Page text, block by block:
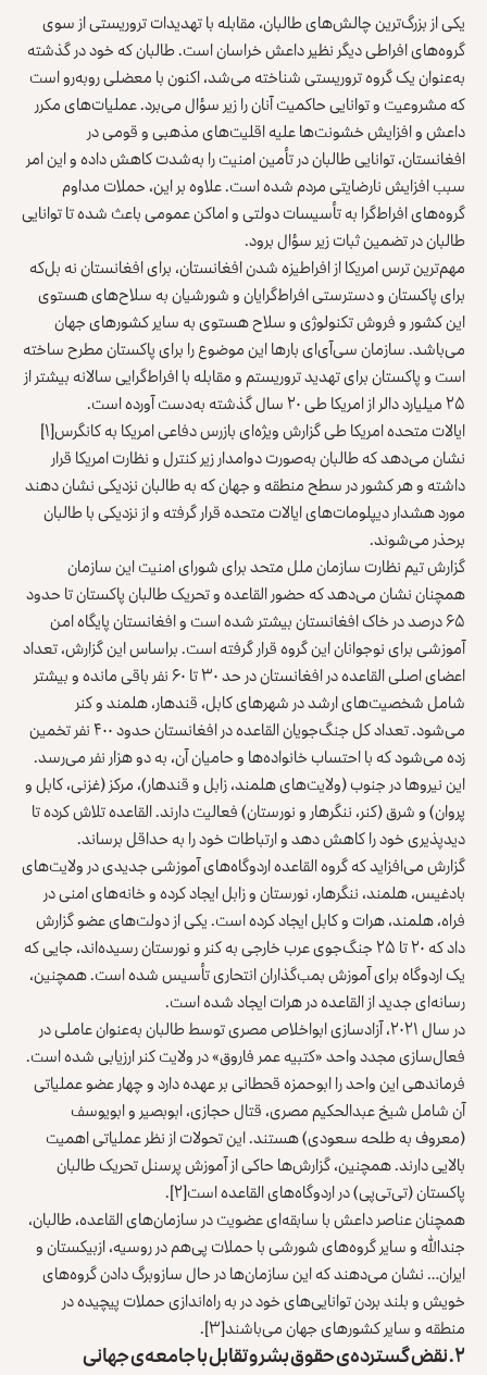
یکی از بزرگ‌ترین چالش‌های طالبان، مقابله با تهدیدات تروریستی از سوی
گروه‌های افراطی دیگر نظیر داعش خراسان است. طالبان که خود در گذشته
به‌عنوان یک گروه تروریستی شناخته می‌شد، اکنون با معضلی روبه‌رو است
که مشروعیت و توانایی حاکمیت آنان را زیر سؤال می‌برد. عملیات‌های مکرر
داعش و افزایش خشونت‌ها علیه اقلیت‌های مذهبی و قومی در
افغانستان، توانایی طالبان در تأمین امنیت را به‌شدت کاهش داده و این امر
سبب افزایش نارضایتی مردم شده است. علاوه بر این، حملات مداوم
گروه‌های افراط‌گرا به تأسیسات دولتی و اماکن عمومی باعث شده تا توانایی
طالبان در تضمین ثبات زیر سؤال برود.
مهم‌ترین ترس امریکا از افراطیزه شدن افغانستان، برای افغانستان نه بل‌که
برای پاکستان و دسترستی افراط‌گرایان و شورشیان به سلاح‌های هستوی
این کشور و فروش تکنولوژی و سلاح هستوی به سایر کشورهای جهان
می‌باشد. سازمان سی‌آی‌ای بارها این موضوع را برای پاکستان مطرح ساخته
است و پاکستان برای تهدید تروریستم و مقابله با افراط‌گرایی سالانه بیشتر از
۲۵ میلیارد دالر از امریکا طی ۲۰ سال گذشته به‌دست آورده است.
ایالات متحده امریکا طی گزارش ویژه‌ای بازرس دفاعی امریکا به کانگرس[۱]
نشان می‌دهد که طالبان به‌صورت دوامدار زیر کنترل و نظارت امریکا قرار
داشته و هر کشور در سطح منطقه و جهان که به طالبان نزدیکی نشان دهند
مورد هشدار دیپلومات‌های ایالات متحده قرار گرفته و از نزدیکی با طالبان
برحذر می‌شوند.
گزارش تیم نظارت سازمان ملل متحد برای شورای امنیت این سازمان
همچنان نشان می‌دهد که حضور القاعده و تحریک طالبان پاکستان تا حدود
۶۵ درصد در خاک افغانستان بیشتر شده است و افغانستان پایگاه امن
آموزشی برای نوجوانان این گروه قرار گرفته است. براساس این گزارش، تعداد
اعضای اصلی القاعده در افغانستان در حد ۳۰ تا ۶۰ نفر باقی مانده و بیشتر
شامل شخصیت‌های ارشد در شهرهای کابل، قندهار، هلمند و کنر
می‌شود. تعداد کل جنگ‌جویان القاعده در افغانستان حدود ۴۰۰ نفر تخمین
زده می‌شود که با احتساب خانواده‌ها و حامیان آن، به دو هزار نفر می‌رسد.
این نیروها در جنوب (ولایت‌های هلمند، زابل و قندهار)، مرکز (غزنی، کابل و
پروان) و شرق (کنر، ننگرهار و نورستان) فعالیت دارند. القاعده تلاش کرده تا
دیدپذیری خود را کاهش دهد و ارتباطات خود را به حداقل برساند.
گزارش می‌افزاید که گروه القاعده اردوگاه‌های آموزشی جدیدی در ولایت‌های
بادغیس، هلمند، ننگرهار، نورستان و زابل ایجاد کرده و خانه‌های امنی در
فراه، هلمند، هرات و کابل ایجاد کرده است. یکی از دولت‌های عضو گزارش
داد که ۲۰ تا ۲۵ جنگ‌جوی عرب خارجی به کنر و نورستان رسیده‌اند، جایی که
یک اردوگاه برای آموزش بمب‌گذاران انتحاری تأسیس شده است. همچنین،
رسانه‌ای جدید از القاعده در هرات ایجاد شده است.
در سال ۲۰۲۱، آزادسازی ابواخلاص مصری توسط طالبان به‌عنوان عاملی در
فعال‌سازی مجدد واحد «کتبیه عمر فاروق» در ولایت کنر ارزیابی شده است.
فرماندهی این واحد را ابوحمزه قحطانی بر عهده دارد و چهار عضو عملیاتی
آن شامل شیخ عبدالحکیم مصری، قتال حجازی، ابوبصیر و ابویوسف
(معروف به طلحه سعودی) هستند. این تحولات از نظر عملیاتی اهمیت
بالایی دارند. همچنین، گزارش‌ها حاکی از آموزش پرسنل تحریک طالبان
پاکستان (تی‌تی‌پی) در اردوگاه‌های القاعده است[۲] .
همچنان عناصر داعش با سابقه‌ای عضویت در سازمان‌های القاعده، طالبان،
جندالله و سایر گروه‌های شورشی با حملات پی‌هم در روسیه، ازبیکستان و
ایران… نشان می‌دهند که این سازمان‌ها در حال سازوبرگ دادن گروه‌های
خویش و بلند بردن توانایی‌های خود در به راه‌اندازی حملات پیچیده در
منطقه و سایر کشورهای جهان می‌باشند[۳] .
۲. نقض گسترده‌ی حقوق بشر و تقابل با جامعه‌ی جهانی